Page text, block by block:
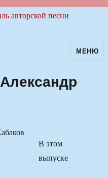
авторскойМЕНЮ
В этом
выпуске